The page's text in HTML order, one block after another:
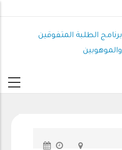
برنامج الطلبة المتفوقين
والموهوبين